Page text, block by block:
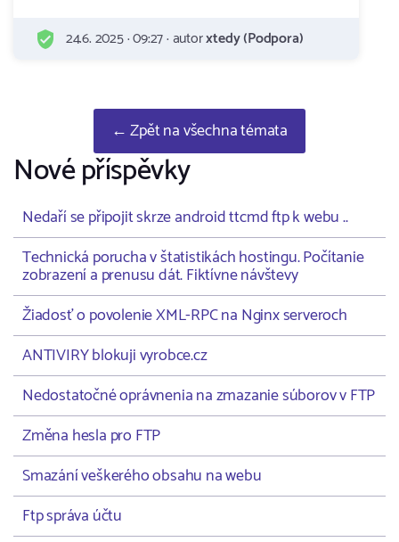
24.6. 2025 · 09:27 · autorxtedy (Podpora)
← Zpět na všechna témata
Nové příspěvky
Nedaří se připojit skrze android ttcmd ftp k webu ..
Technická porucha v štatistikách hostingu. Počítanie
zobrazení a prenusu dát. Fiktívne návštevy
Žiadosť o povolenie XML-RPC na Nginx serveroch
ANTIVIRY blokuji vyrobce.cz
Nedostatočné oprávnenia na zmazanie súborov v FTP
Změna hesla pro FTP
Smazání veškerého obsahu na webu
Ftp správa účtu